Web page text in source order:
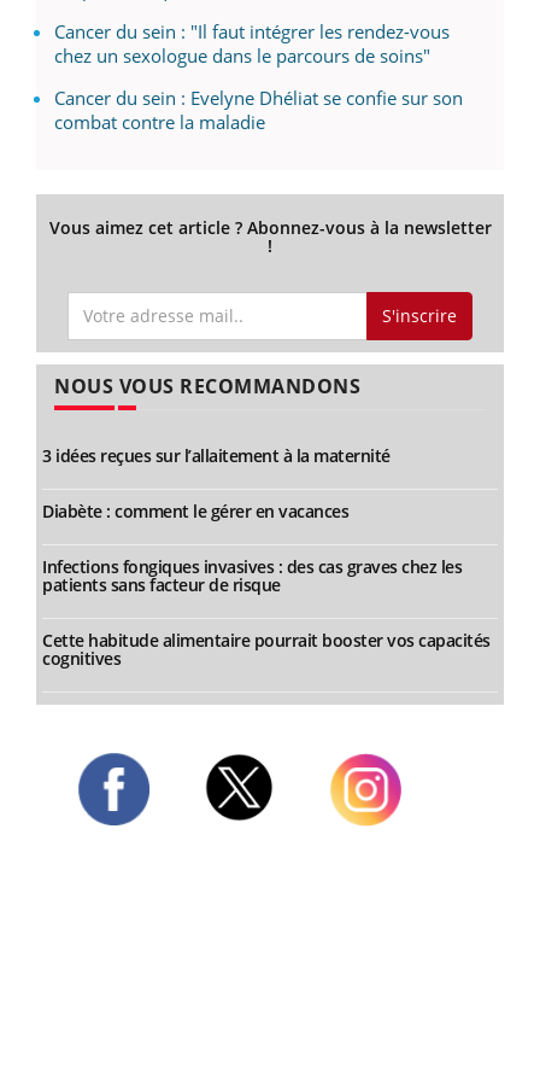
Cancer du sein : "Il faut intégrer les rendez-vous
chez un sexologue dans le parcours de soins"
Cancer du sein : Evelyne Dhéliat se confie sur son
combat contre la maladie
Vous aimez cet article ? Abonnez-vous à la newsletter
!
S'inscrire
NOUS VOUS RECOMMANDONS
3 idées reçues sur l’allaitement à la maternité
Diabète : comment le gérer en vacances
Infections fongiques invasives : des cas graves chez les
patients sans facteur de risque
Cette habitude alimentaire pourrait booster vos capacités
cognitives